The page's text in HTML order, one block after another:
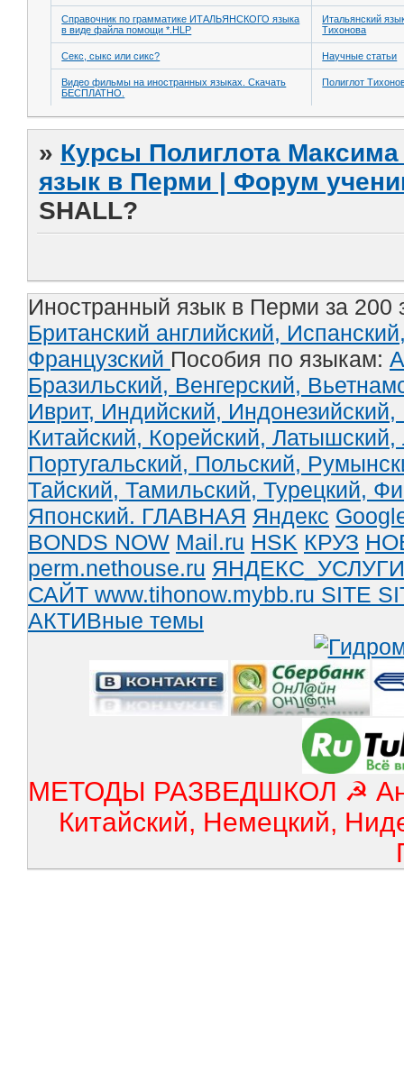
Справочник по грамматике ИТАЛЬЯНСКОГО языка
в виде файла помощи *.HLP
Итальянский
Тихонова
Секс, сыкс или сикс? Научные статьи
Видео фильмы на иностранных языках. Скачать
БЕСПЛАТНО.
Полиглот
» Курсы Полиглота
язык в Перми | Форум
SHALL?
Иностранный язык в Перми за 200
Британский английский,
Французский Пособия по языкам:
Бразильский, Венгерский,
Иврит, Индийский, Индонезийский,
Китайский, Корейский, Латышский,
Португальский, Польский,
Тайский, Тамильский, Турецкий,
Японский. ГЛАВНАЯ Яндекс
BONDS NOW Mail.ru HSK КРУЗ
perm.nethouse.ru ЯНДЕКС_УСЛУГИ
САЙТ www.tihonow.mybb.ru SITE
АКТИВные темы
МЕТОДЫ РАЗВЕДШКОЛ ☭
Китайский, Немецкий,